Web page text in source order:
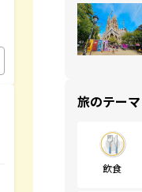
旅のテーマ
飲食